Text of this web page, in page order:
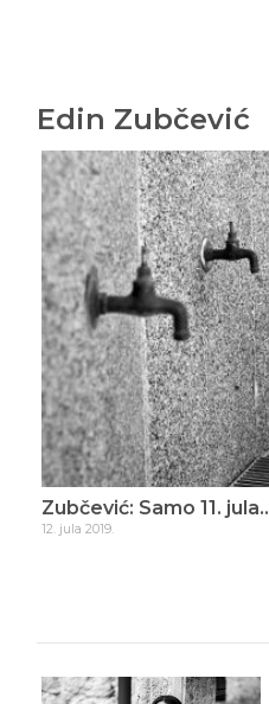
Edin Zubčević
Zubčević: Samo 11.
12. jula 2019.